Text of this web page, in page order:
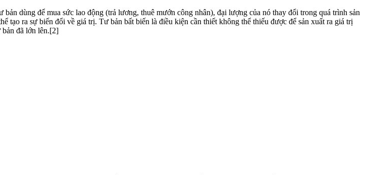
dùng để mua sức lao động (trả lương, thuê mướn công nhân), đại lượng của nó thay đổi trong quá trình sản
tạo ra sự biến đổi về giá trị. Tư bản bất biến là điều kiện cần thiết không thể thiếu được để sản xuất ra giá trị
đã lớn lên.[2]